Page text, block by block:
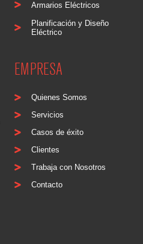
Armarios Eléctricos
Planificación y Diseño
Eléctrico
EMPRESA
Quienes Somos
Servicios
Casos de éxito
Clientes
Trabaja con Nosotros
Contacto